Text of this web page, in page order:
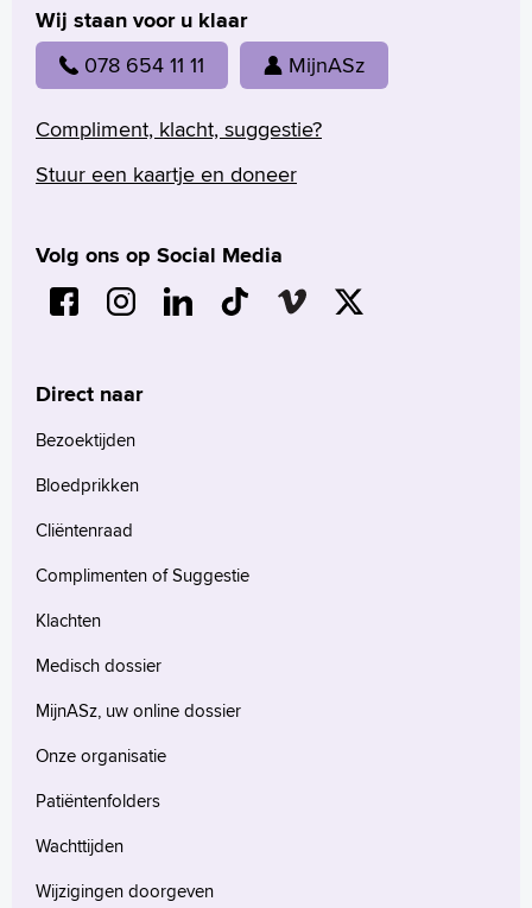
doet, omdat u zich daar prettiger bij
voelt, kun u dit bij het maken van de
afspraak aangeven.
U mag iemand meenemen,
bijvoorbeeld een partner of vriendin.
Dat maakt zo'n eerste bezoek al wat
Maak de afspraak op een dag dat u
niet ongesteld bent. Voor de
gynaecoloog maakt het meestal niet
ontspannen, hoe minder u het
onderzoek zult voelen. Er bestaan
eens door en oefen thuis alvast
nog even plassen. Een lege blaas
maakt het onderzoek een stuk
comfortabeler.
uw onderkleding uittrekken. Als u wilt
kunt u daar rekening mee houden,
door bijvoorbeeld een rok te dragen.
Wij staan voor u klaar
078 654 11 11 MijnASz
Compliment, klacht, suggestie?
Stuur een kaartje en doneer
Volg ons op Social Media
Direct naar
Bezoektijden
Bloedprikken
Cliëntenraad
Complimenten of Suggestie
Klachten
Medisch dossier
MijnASz, uw online dossier
Onze organisatie
Patiëntenfolders
Wachttijden
Wijzigingen doorgeven